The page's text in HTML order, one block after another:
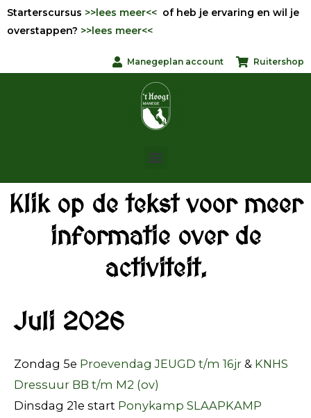
Starterscursus >>lees meer<< of heb je ervaring en wil je
overstappen? >>lees meer<<
Manegeplan account Ruitershop
Klik op de tekst voor meer
informatie over de
activiteit.
Juli 2026
Zondag 5e Proevendag JEUGD t/m 16jr & KNHS
Dressuur BB t/m M2 (ov)
Dinsdag 21e start Ponykamp SLAAPKAMP